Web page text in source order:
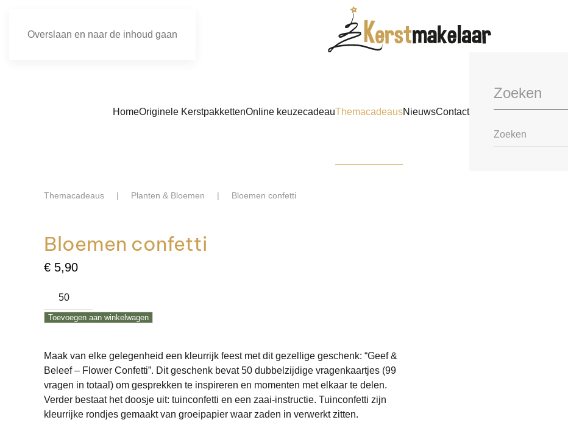
Overslaan en naar de inhoud gaan
HomeOriginele KerstpakkettenOnline keuzecadeauThemacadeausNieuwsContact
Themacadeaus Planten & Bloemen Bloemen confetti
Bloemen confetti
€ 5,90
Bloemen
aantal
Toevoegen aan winkelwagen
Maak van elke gelegenheid een kleurrijk feest met dit gezellige geschenk: “Geef &
Beleef – Flower Confetti”. Dit geschenk bevat 50 dubbelzijdige vragenkaartjes (99
vragen in totaal) om gesprekken te inspireren en momenten met elkaar te delen.
Verder bestaat het doosje uit: tuinconfetti en een zaai-instructie. Tuinconfetti zijn
kleurrijke rondjes gemaakt van groeipapier waar zaden in verwerkt zitten.